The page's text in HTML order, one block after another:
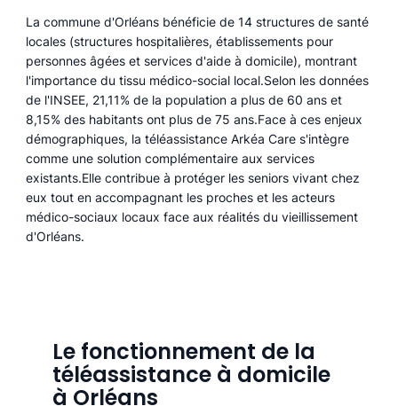
La commune d'Orléans bénéficie de 14 structures de santé
locales (structures hospitalières, établissements pour
personnes âgées et services d'aide à domicile), montrant
l'importance du tissu médico-social local.Selon les données
de l'INSEE, 21,11% de la population a plus de 60 ans et
8,15% des habitants ont plus de 75 ans.Face à ces enjeux
démographiques, la téléassistance Arkéa Care s'intègre
comme une solution complémentaire aux services
existants.Elle contribue à protéger les seniors vivant chez
eux tout en accompagnant les proches et les acteurs
médico-sociaux locaux face aux réalités du vieillissement
d'Orléans.
Le fonctionnement de la
téléassistance à domicile
à Orléans